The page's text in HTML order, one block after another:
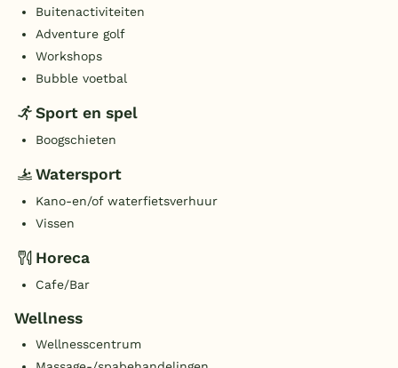
Buitenactiviteiten
Adventure golf
Workshops
Bubble voetbal
Sport en spel
Boogschieten
Watersport
Kano-en/of waterfietsverhuur
Vissen
Horeca
Cafe/Bar
Wellness
Wellnesscentrum